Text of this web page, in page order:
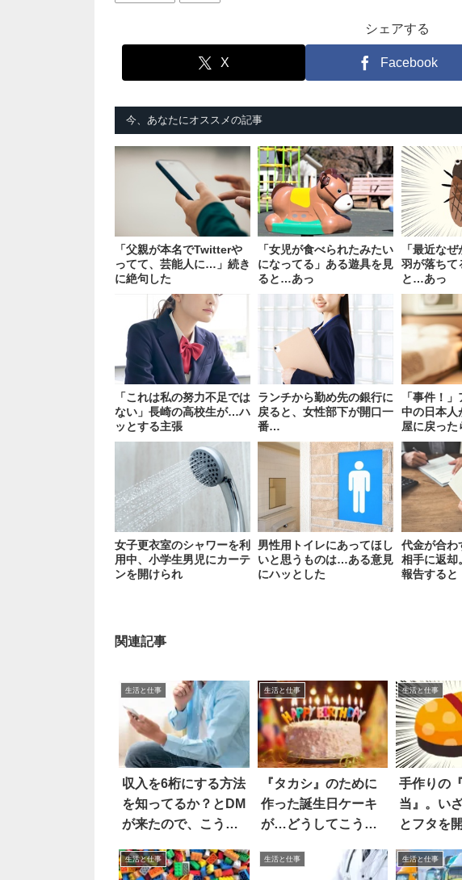
シェアする
X Facebook
今、あなたにオススメの記事
「父親が本名でTwitterや
ってて、芸能人に…」続き
に絶句した
「女児が食べられたみたい
になってる」ある遊具を見
ると…あっ
「最近な
羽が落ちて
と…あっ
「これは私の努力不足では
ない」長崎の高校生が…ハ
ッとする主張
ランチから勤め先の銀行に
戻ると、女性部下が開口一
番…
「事件！
中の日本人
屋に戻った
女子更衣室のシャワーを利
用中、小学生男児にカーテ
ンを開けられ
男性用トイレにあってほし
いと思うものは…ある意見
にハッとした
代金が合わ
相手に返却
報告すると
関連記事
生活と仕事
収入を6桁にする方法
を知ってるか？とDM
が来たので、こう返
生活と仕事
『タカシ』のために
作った誕生日ケーキ
が…どうしてこうな
生活と仕事
手作りの
当』。い
とフタを
生活と仕事 生活と仕事 生活と仕事